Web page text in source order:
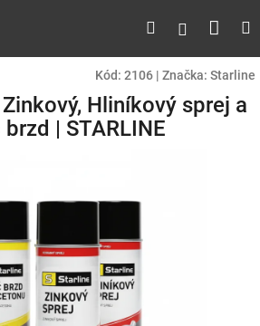
HledatPřihlášení
Kód: 2106 | Značka: Starline
Hliníkový sprej a
| STARLINE